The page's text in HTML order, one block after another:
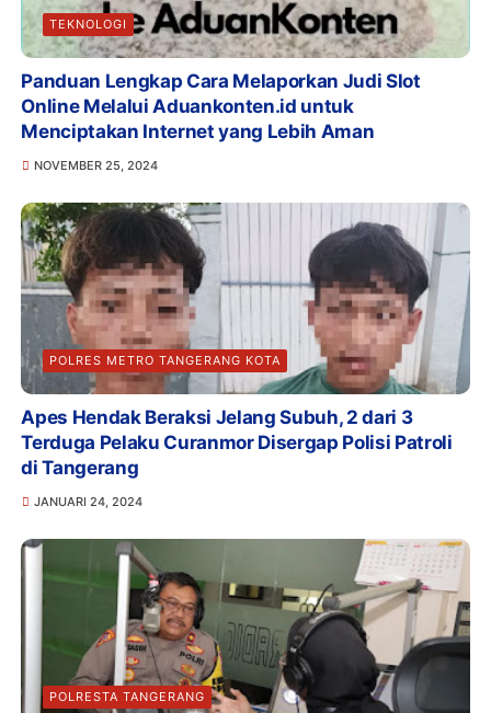
TEKNOLOGI
Panduan Lengkap Cara Melaporkan Judi Slot
Online Melalui Aduankonten.id untuk
Menciptakan Internet yang Lebih Aman
NOVEMBER 25, 2024
POLRES METRO TANGERANG KOTA
Apes Hendak Beraksi Jelang Subuh, 2 dari 3
Terduga Pelaku Curanmor Disergap Polisi Patroli
di Tangerang
JANUARI 24, 2024
POLRESTA TANGERANG